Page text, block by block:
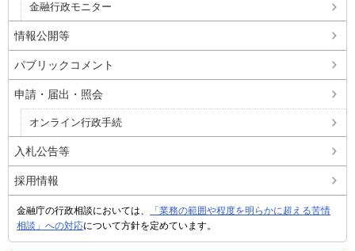
金融行政モニター
情報公開等
パブリックコメント
申請・届出・照会
オンライン行政手続
入札公告等
採用情報
金融庁の行政相談においては、
「業務の範囲や程度を明らかに超える苦情
相談」への対応について方針を定めています。